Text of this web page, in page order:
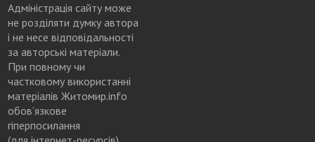
Адміністрація сайту може
не розділяти думку автора
і не несе відповідальності
за авторські матеріали.
При повному чи
частковому використанні
матеріалів Житомир.info
обов’язкове
гіперпосилання